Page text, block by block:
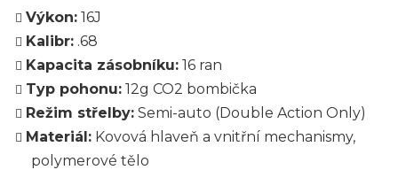
Výkon: 16J
Kalibr: .68
Kapacita zásobníku: 16 ran
Typ pohonu: 12g CO2 bombička
Režim střelby: Semi-auto (Double Action Only)
Materiál: Kovová hlaveň a vnitřní mechanismy,
polymerové tělo